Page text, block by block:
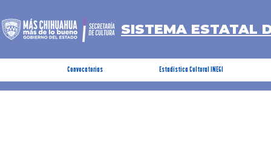
SISTEMA ESTATAL
Convocatorias Estadística Cultural INEGI